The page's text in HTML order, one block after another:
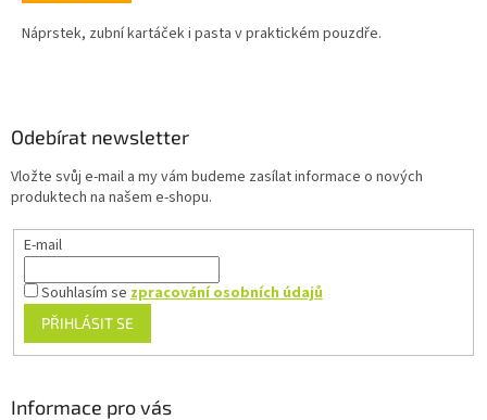
Náprstek, zubní kartáček i pasta v praktickém pouzdře.
Odebírat newsletter
Vložte svůj e-mail a my vám budeme zasílat informace o nových
produktech na našem e-shopu.
E-mail
Souhlasím sezpracování osobních údajů
PŘIHLÁSIT SE
Informace pro vás